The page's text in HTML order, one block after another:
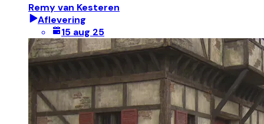
Remy van Kesteren
Aflevering
15 aug 25